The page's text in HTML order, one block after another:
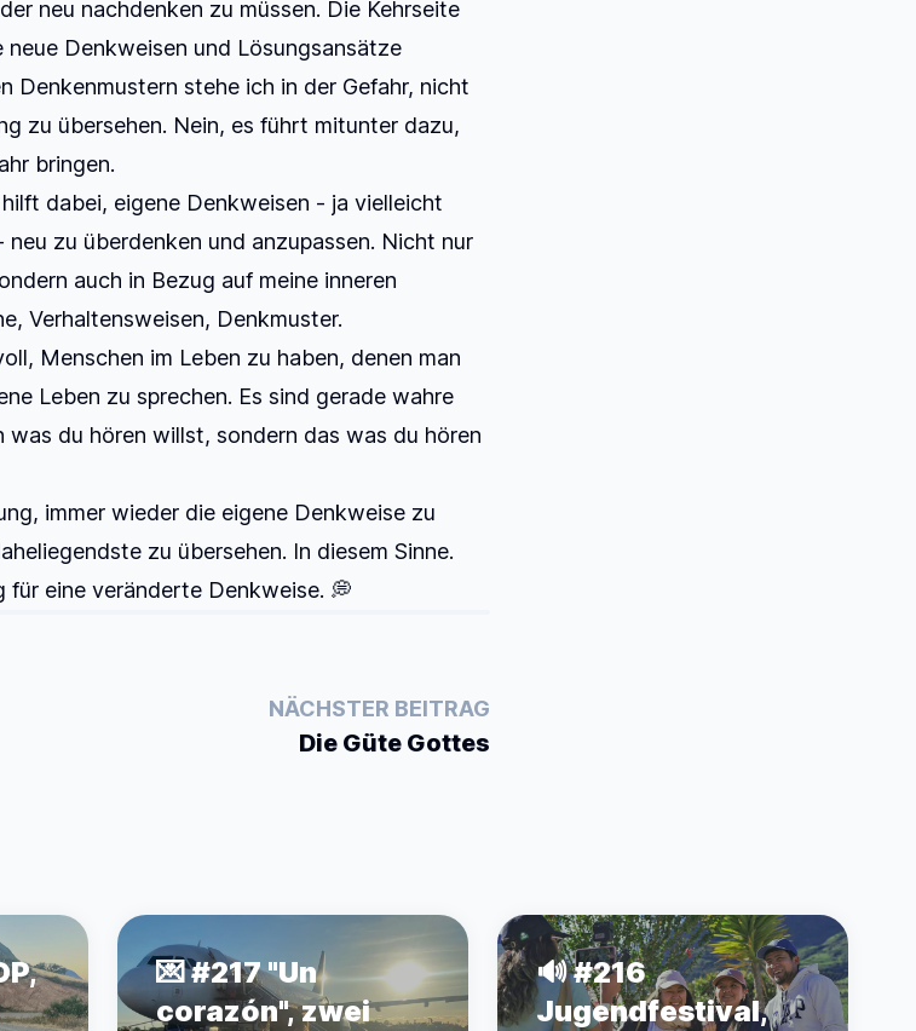
neu nachdenken zu müssen. Die Kehrseite
Denkweisen und Lösungsansätze
Denkenmustern stehe ich in der Gefahr, nicht
zu übersehen. Nein, es führt mitunter dazu,
bringen.
dabei, eigene Denkweisen - ja vielleicht
zu überdenken und anzupassen. Nicht nur
auch in Bezug auf meine inneren
Verhaltensweisen, Denkmuster.
Menschen im Leben zu haben, denen man
Leben zu sprechen. Es sind gerade wahre
was du hören willst, sondern das was du hören
immer wieder die eigene Denkweise zu
zu übersehen. In diesem Sinne.
für eine veränderte Denkweise. 💭
NÄCHSTER BEITRAG
Die Güte Gottes
💌 #217 "Un
corazón", zwei
🔊 #216
Jugendfestival,